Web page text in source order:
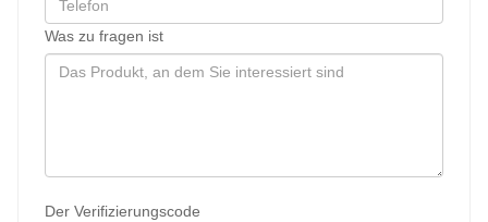
Was zu fragen ist
Der Verifizierungscode